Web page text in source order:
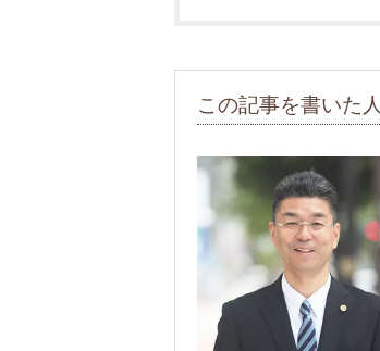
この記事を書いた人